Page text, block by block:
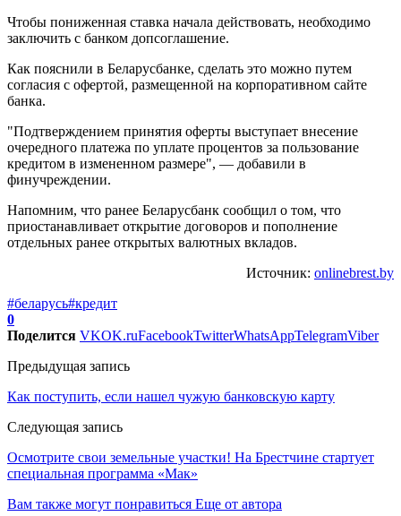
Чтобы пониженная ставка начала действовать, необходимо
заключить с банком допсоглашение.
Как пояснили в Беларусбанке, сделать это можно путем
согласия с офертой, размещенной на корпоративном сайте
банка.
"Подтверждением принятия оферты выступает внесение
очередного платежа по уплате процентов за пользование
кредитом в измененном размере", — добавили в
финучреждении.
Напомним, что ранее Беларусбанк сообщил о том, что
приостанавливает открытие договоров и пополнение
отдельных ранее открытых валютных вкладов.
Источник: onlinebrest.by
#беларусь#кредит
0
Поделится VKOK.ruFacebookTwitterWhatsAppTelegramViber
Предыдущая запись
Как поступить, если нашел чужую банковскую карту
Следующая запись
Осмотрите свои земельные участки! На Брестчине стартует
специальная программа «Мак»
Вам также могут понравиться Еще от автора